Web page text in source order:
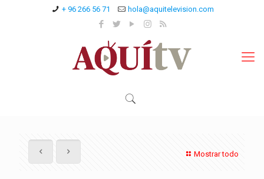
+ 96 266 56 71 hola@aquitelevision.com
Mostrar todo